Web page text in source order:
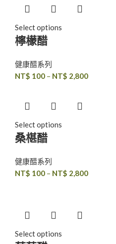
Select options
檸檬醋
健康醋系列
NT$ 100 – NT$ 2,800
Select options
桑椹醋
健康醋系列
NT$ 100 – NT$ 2,800
Select options